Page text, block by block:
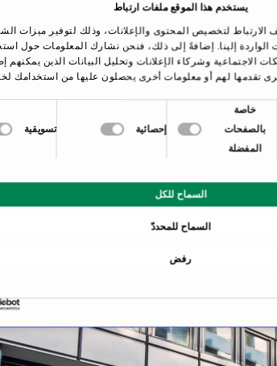
يستخدم هذا الموقع ملفات ارتباط
لتخصيص المحتوى والإعلانات، وذلك لتوفير ميزات
الواردة إلينا. إضافةً إلى ذلك، فنحن نشارك المعلومات حول
الاجتماعية وشركاء الإعلانات وتحليل البيانات الذين يمكنهم
تقدمها لهم أو معلومات أخرى يحصلون عليها من استخدامك
خاصة
بالصفحات
المفضلة
إحصائية تسويقية
رفض
السماح للمحددّ
السماح للكل